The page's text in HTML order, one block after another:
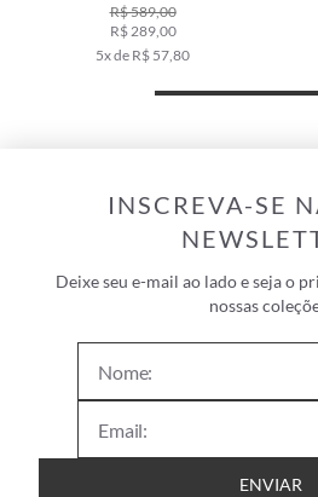
R$ 589,00
R$ 289,00
5x de R$ 57,80
INSCREVA-SE
Deixe seu e-mail ao lado e seja o
nossas
ENVIAR